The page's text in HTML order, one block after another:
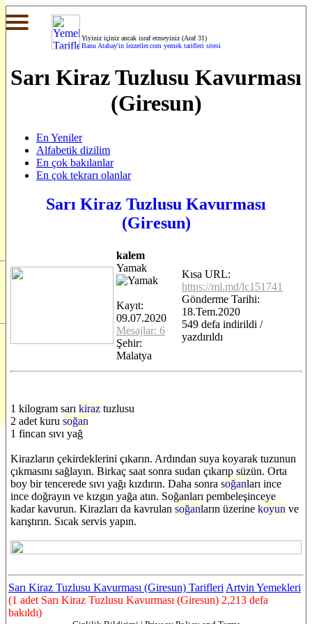
Yiyiniz içiniz ancak israf etmeyiniz (Araf 31)
Banu Atabay'in lezzetler.com yemek tarifleri sitesi
Sarı Kiraz Tuzlusu Kavurması
(Giresun)
En Yeniler
Alfabetik dizilim
En çok bakılanlar
En çok tekrarı olanlar
Sarı Kiraz Tuzlusu Kavurması
(Giresun)
kalem
Yamak
Kayıt:
09.07.2020
Mesajlar: 6
Şehir:
Malatya
Kısa URL:
https://ml.md/lc151741
Gönderme Tarihi:
18.Tem.2020
549 defa indirildi /
yazdırıldı
1 kilogram sarı kiraz tuzlusu
2 adet kuru soğan
1 fincan sıvı yağ
Kirazların çekirdeklerini çıkarın. Ardından suya koyarak tuzunun
çıkmasını sağlayın. Birkaç saat sonra sudan çıkarıp süzün. Orta
boy bir tencerede sıvı yağı kızdırın. Daha sonra soğanları ince
ince doğrayın ve kızgın yağa atın. Soğanları pembeleşinceye
kadar kavurun. Kirazları da kavrulan soğanların üzerine koyun ve
karıştırın. Sıcak servis yapın.
Sarı Kiraz Tuzlusu Kavurması (Giresun) Tarifleri Artvin Yemekleri
(1 adet Sarı Kiraz Tuzlusu Kavurması (Giresun) 2,213 defa
bakıldı)